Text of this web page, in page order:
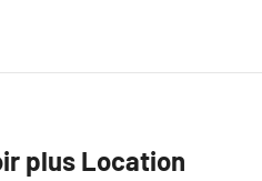
plus Location